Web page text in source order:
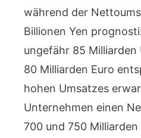
während der
Billionen Yen
ungefähr 85 Milliarden
80 Milliarden Euro
hohen Umsatzes
Unternehmen einen
700 und 750